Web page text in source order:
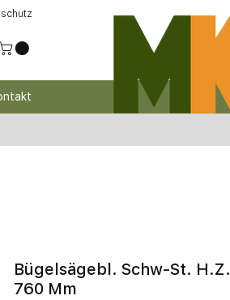
Bügelsägebl. Schw-St. H.Z.
760 Mm